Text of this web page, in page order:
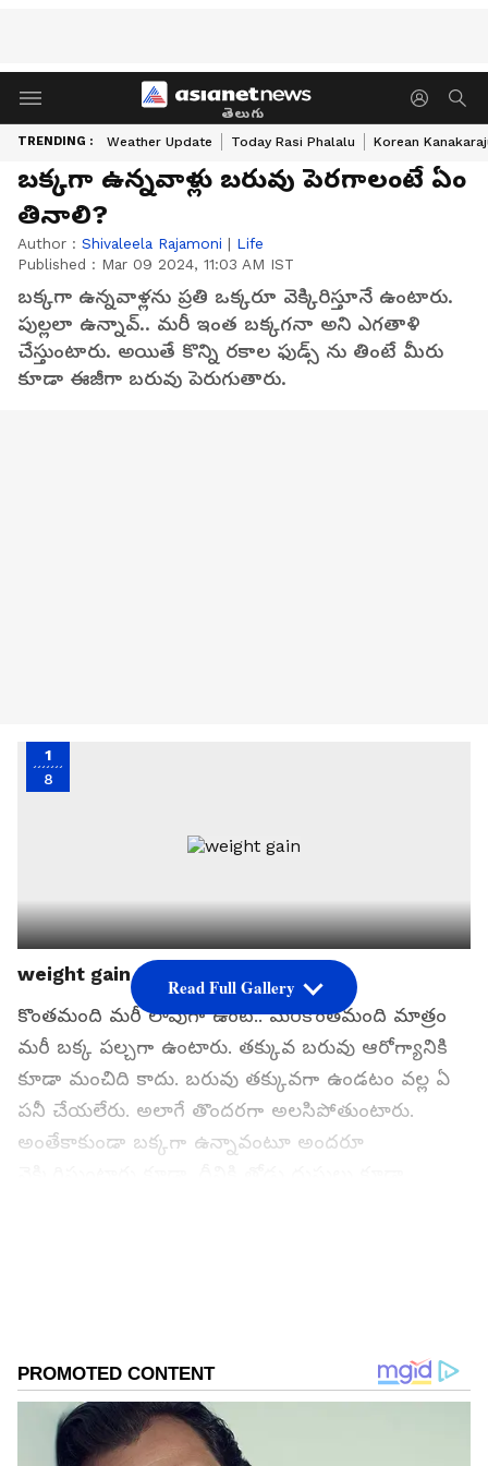
తెలుగు
TRENDING : Weather Update Today Rasi Phalalu Korean
బక్కగా ఉన్నవాళ్లు బరువు పెరగాలంటే ఏం
తినాలి?
Author : Shivaleela Rajamoni | Life
Published : Mar 09 2024, 11:03 AM IST
బక్కగా ఉన్నవాళ్లను ప్రతి ఒక్కరూ వెక్కిరిస్తూనే ఉంటారు.
పుల్లలా ఉన్నావ్.. మరీ ఇంత బక్కగనా అని ఎగతాళి
చేస్తుంటారు. అయితే కొన్ని రకాల ఫుడ్స్ ను తింటే మీరు
కూడా ఈజీగా బరువు పెరుగుతారు.
1
8
weight gain
కొంతమంది మరీ లావుగా ఉంటే.. మరికొంతమంది మాత్రం
మరీ బక్క పల్చగా ఉంటారు. తక్కువ బరువు ఆరోగ్యానికి
కూడా మంచిది కాదు. బరువు తక్కువగా ఉండటం వల్ల ఏ
పనీ చేయలేరు. అలాగే తొందరగా అలసిపోతుంటారు.
అంతేకాకుండా బక్కగా ఉన్నావంటూ అందరూ
Add Asianetnews Telugu as a Preferred
Source
Read Full Gallery